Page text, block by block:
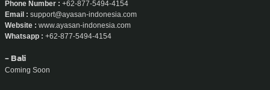
Phone Number : +62-877-5494-4154
Email : support@ayasan-indonesia.com
Website : www.ayasan-indonesia.com
Whatsapp : +62-877-5494-4154
- Bali
Coming Soon